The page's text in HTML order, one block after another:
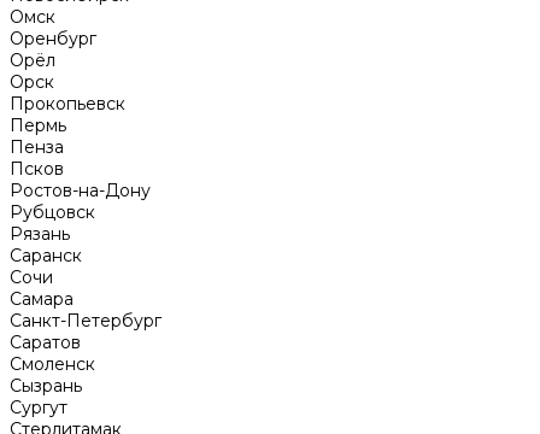
Омск
Оренбург
Орёл
Орск
Прокопьевск
Пермь
Пенза
Псков
Ростов-на-Дону
Рубцовск
Рязань
Саранск
Сочи
Самара
Санкт-Петербург
Саратов
Смоленск
Сызрань
Сургут
Стерлитамак